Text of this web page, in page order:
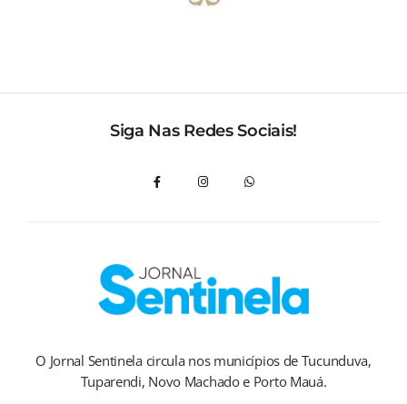
Siga Nas Redes Sociais!
O Jornal Sentinela circula nos municípios de Tucunduva,
Tuparendi, Novo Machado e Porto Mauá.